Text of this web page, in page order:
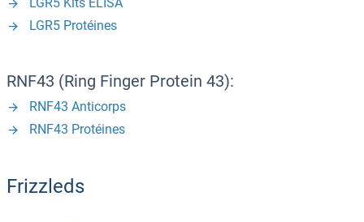
LGR5 Protéines
RNF43 (Ring Finger Protein 43):
RNF43 Anticorps
RNF43 Protéines
Frizzleds